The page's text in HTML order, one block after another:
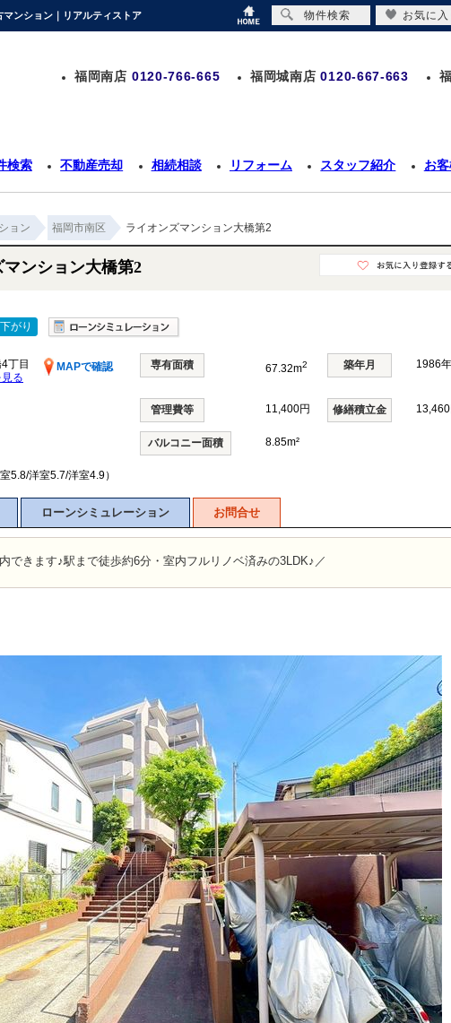
ンション｜リアルティストア
福岡南店 0120-766-665 福岡城南店 0120-667-663
検索 不動産売却 相続相談 リフォーム スタッフ紹介 お
ョン 福岡市南区 ライオンズマンション大橋第2
マンション大橋第2
がり
丁目
MAPで確認
る
専有面積 67.32m2 築年月 1986
管理費等 11,400円 修繕積立金 13,460
バルコニー面積 8.85m²
洋室5.7/洋室4.9）
ローンシミュレーション お問合せ
できます♪駅まで徒歩約6分・室内フルリノベ済みの3LDK♪／
物件検索 お気に入